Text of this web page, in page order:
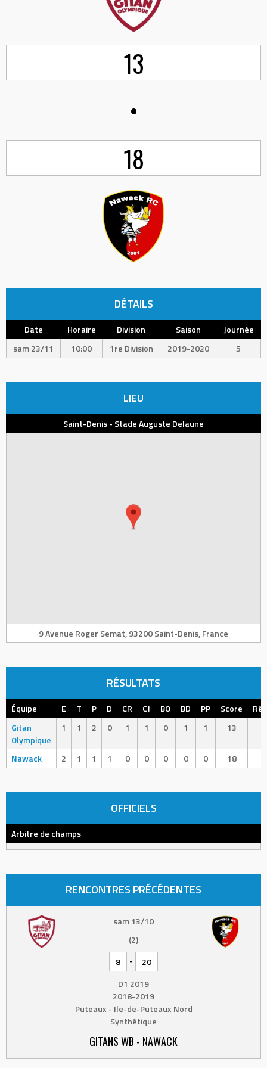
13
•
18
DÉTAILS
Date Horaire Division Saison
Journée
sam 23/11
10:00 1re Division 2019-2020 5
LIEU
Saint-Denis - Stade Auguste Delaune
9 Avenue Roger Semat, 93200 Saint-Denis, France
RÉSULTATS
Équipe E T P D CR CJ BO BD PP Score
Gitan
Olympique
1 1 2 0 1 1 0 1 1 13
Nawack 2 1 1 1 0 0 0 0 0 18
OFFICIELS
Arbitre de champs
RENCONTRES PRÉCÉDENTES
sam 13/10
(2)
8
-
20
D1 2019
2018-2019
Puteaux - Ile-de-Puteaux Nord
Synthétique
GITANS WB - NAWACK